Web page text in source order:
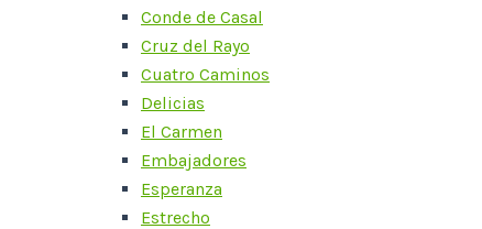
Conde de Casal
Cruz del Rayo
Cuatro Caminos
Delicias
El Carmen
Embajadores
Esperanza
Estrecho